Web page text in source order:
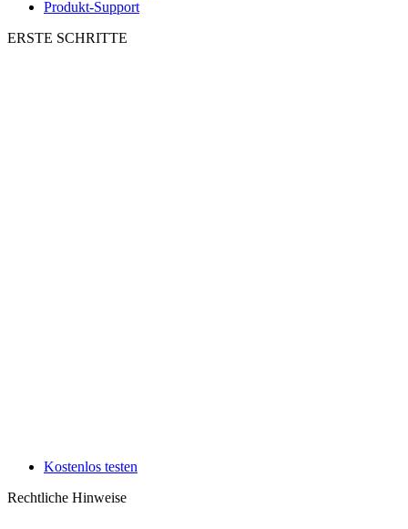
Produkt-Support
ERSTE SCHRITTE
Kostenlos testen
Rechtliche Hinweise